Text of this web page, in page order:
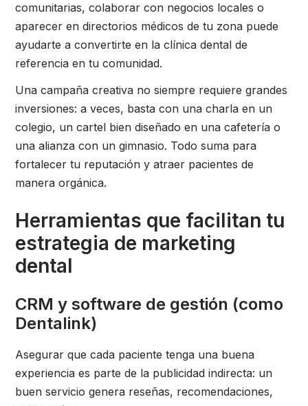
comunitarias, colaborar con negocios locales o
aparecer en directorios médicos de tu zona puede
ayudarte a convertirte en la clínica dental de
referencia en tu comunidad.
Una campaña creativa no siempre requiere grandes
inversiones: a veces, basta con una charla en un
colegio, un cartel bien diseñado en una cafetería o
una alianza con un gimnasio. Todo suma para
fortalecer tu reputación y atraer pacientes de
manera orgánica.
Herramientas que facilitan tu
estrategia de marketing
dental
CRM y software de gestión (como
Dentalink)
Asegurar que cada paciente tenga una buena
experiencia es parte de la publicidad indirecta: un
buen servicio genera reseñas, recomendaciones,